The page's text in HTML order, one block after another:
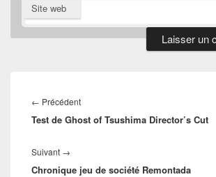
Site web
de
l’article
← PrécédentArticle
précédent :
Test de Ghost of Tsushima Director’s Cut
Suivant →
suivant :
Chronique jeu de société Remontada